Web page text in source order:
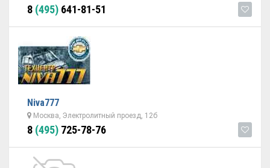
8 (495) 641-81-51
Niva777
Москва, Электролитный проезд, 12б
8 (495) 725-78-76